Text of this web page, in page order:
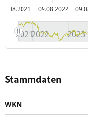
09.08.2021 09.08.2022
20212022 2023
Stammdaten
WKN